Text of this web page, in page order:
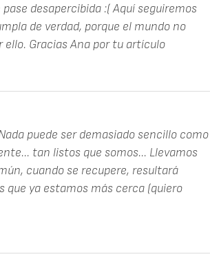
desapercibida :( Aquí seguiremos
de verdad, porque el mundo no
ello. Gracias Ana por tu artículo
puede ser demasiado sencillo como
tan listos que somos... Llevamos
cuando se recupere, resultará
que ya estamos más cerca (quiero